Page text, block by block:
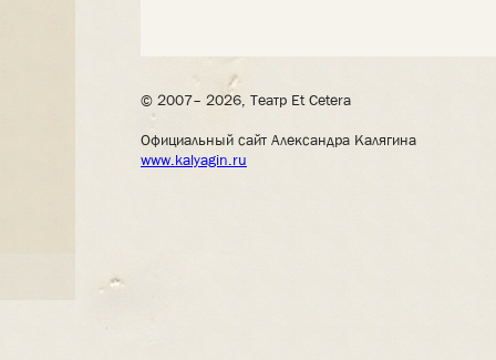
© 2007– 2026, Театр Et Cetera
Официальный сайт Александра Калягина
www.kalyagin.ru